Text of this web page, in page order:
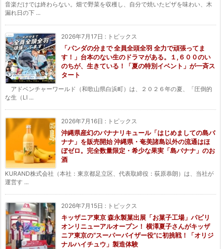
音楽だけでは終わらない。畑で野菜を収穫し、自分で焼いたピザを味わい、木
漏れ日の下 ...
2026年7月17日 : トピックス
「パンダの分まで 全員全頭全羽 全力で頑張ってま
す！」台本のない生のドラマがある。１,６００のい
のちが、生きている！「夏の特別イベント」が一斉ス
タート
アドベンチャーワールド（和歌山県白浜町）は、２０２６年の夏、「圧倒的
な生（LI ...
2026年7月16日 : トピックス
沖縄県産幻のバナナリキュール「はじめましての島バ
ナナ」を販売開始 沖縄県・奄美諸島以外の流通はほ
ぼゼロ。完全数量限定・希少な果実「島バナナ」のお
酒
KURAND株式会社（本社：東京都足立区、代表取締役：荻原恭朗）は、当社が
運営す ...
2026年7月15日 : トピックス
キッザニア東京 森永製菓出展「お菓子工場」パビリ
オンリニューアルオープン！ 横澤夏子さんがキッザ
ニア東京の“スーパーバイザー役”に初挑戦！「オリジ
ナルハイチュウ」製造体験